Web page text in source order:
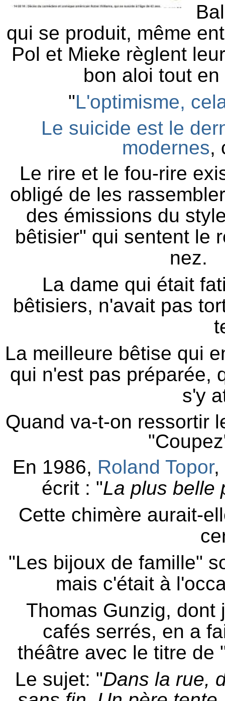
qui se produit, même
Pol et Mieke règlent
bon aloi tout
"L'optimisme,
Le suicide est le
modernes,
Le rire et le fou-rire
obligé de les
des émissions du
bêtisier" qui sentent le
nez.
La dame qui était
bêtisiers, n'avait pas
La meilleure bêtise qui
qui n'est pas préparée,
s'y
Quand va-t-on ressortir
En 1986, Roland Topor,
écrit : "La plus belle
Cette chimère aurait-
"Les bijoux de famille"
mais c'était à
Thomas Gunzig, dont
cafés serrés, en a
théâtre avec le titre de
Le sujet: "Dans la rue,